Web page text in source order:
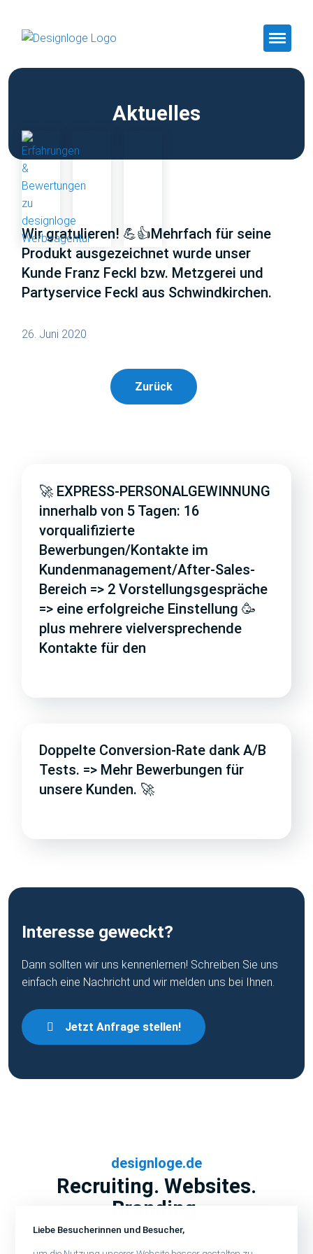
Aktuelles
Wir gratulieren! 💪👍Mehrfach für seine
Produkt ausgezeichnet wurde unser
Kunde Franz Feckl bzw. Metzgerei und
Partyservice Feckl aus Schwindkirchen.
26. Juni 2020
Zurück
🚀 EXPRESS-PERSONALGEWINNUNG
innerhalb von 5 Tagen: 16
vorqualifizierte
Bewerbungen/Kontakte im
Kundenmanagement/After-Sales-
Bereich => 2 Vorstellungsgespräche
=> eine erfolgreiche Einstellung 🥳
plus mehrere vielversprechende
Kontakte für den
Doppelte Conversion-Rate dank A/B
Tests. => Mehr Bewerbungen für
unsere Kunden. 🚀
Interesse geweckt?
Dann sollten wir uns kennenlernen! Schreiben Sie uns
einfach eine Nachricht und wir melden uns bei Ihnen.
Jetzt Anfrage stellen!
designloge.de
Recruiting. Websites.
Branding.
Liebe Besucherinnen und Besucher,